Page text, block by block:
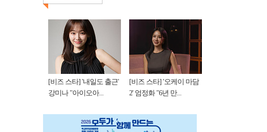
[비즈 스타] '내일도 출근'
강미나 "아이오아...
[비즈 스타] '오케이 마담
2' 엄정화 "6년 만...